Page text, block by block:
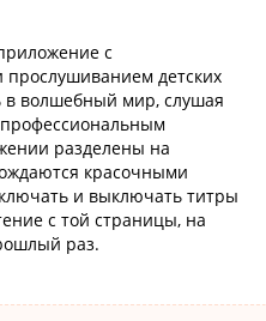
с
детских
в волшебный мир, слушая
разделены на
красочными
и выключать титры
с той страницы, на
раз.